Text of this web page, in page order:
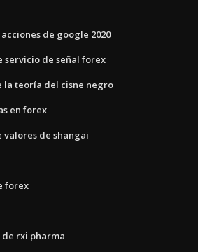
de google 2020
servicio de señal forex
la teoría del cisne negro
en forex
valores de shangai
forex
de rxi pharma